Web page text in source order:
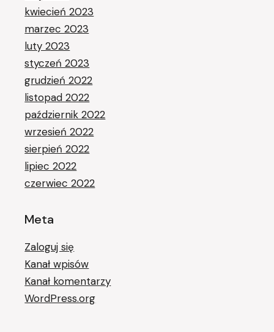
kwiecień 2023
marzec 2023
luty 2023
styczeń 2023
grudzień 2022
listopad 2022
październik 2022
wrzesień 2022
sierpień 2022
lipiec 2022
czerwiec 2022
Meta
Zaloguj się
Kanał wpisów
Kanał komentarzy
WordPress.org